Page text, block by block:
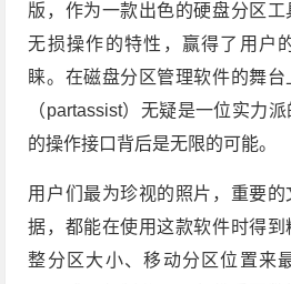
版，作为一款出色的硬盘分区工
无损操作的特性，赢得了用户
睐。在磁盘分区管理软件的舞
（partassist）无疑是一位实力
的操作接口背后是无限的可能。
用户们最为珍视的照片，重要
据，都能在使用这款软件时得到
整分区大小、移动分区位置来